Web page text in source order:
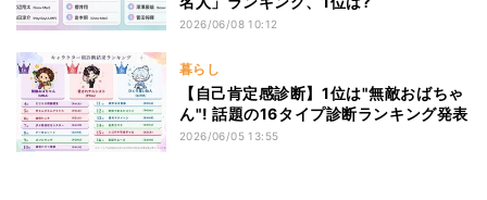
2026/06/08 10:12
暮らし
【自己肯定感診断】1位は"無敵おばちゃ
ん"! 話題の16タイプ診断ランキング発表
2026/06/05 13:55